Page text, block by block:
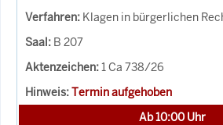
Klagen in bürgerlichen
B 207
1 Ca 738/26
Termin aufgehoben
Ab 10:00 Uhr